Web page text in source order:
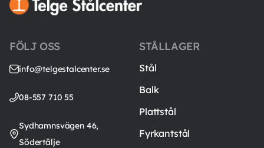
FÖLJ OSS
info@telgestalcenter.se
08-557 710 55
Sydhamnsvägen 46,
Södertälje
STÅLLAGER
Stål
Balk
Plattstål
Fyrkantstål